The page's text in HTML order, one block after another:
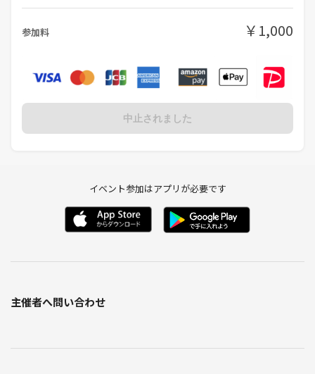
参加料 ￥1,000
中止されました
イベント参加はアプリが必要です
主催者へ問い合わせ